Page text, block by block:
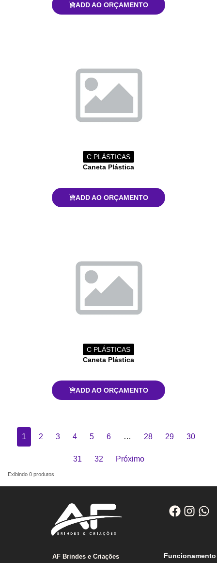
Exibindo 0 produtos
ADD AO ORÇAMENTO
C PLÁSTICAS
Caneta Plástica
ADD AO ORÇAMENTO
C PLÁSTICAS
Caneta Plástica
ADD AO ORÇAMENTO
1 2 3 4 5 6 … 28 29 30
31 32 Próximo
AF Brindes e Criações Funcionamento